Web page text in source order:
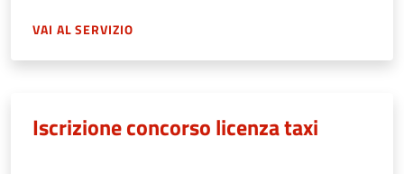
VAI AL SERVIZIO
Iscrizione concorso licenza taxi